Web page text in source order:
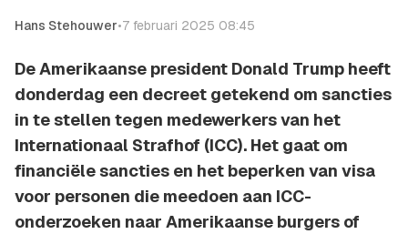
Hans Stehouwer•7 februari 2025 08:45
De Amerikaanse president Donald Trump heeft
donderdag een decreet getekend om sancties
in te stellen tegen medewerkers van het
Internationaal Strafhof (ICC). Het gaat om
financiële sancties en het beperken van visa
voor personen die meedoen aan ICC-
onderzoeken naar Amerikaanse burgers of